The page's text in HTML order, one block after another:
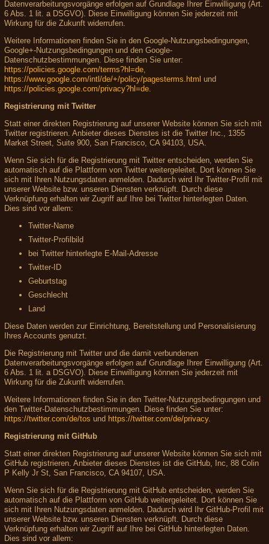
Datenverarbeitungsvorgänge erfolgen auf Grundlage Ihrer Einwilligung (Art.
6 Abs. 1 lit. a DSGVO). Diese Einwilligung können Sie jederzeit mit
Wirkung für die Zukunft widerrufen.
Weitere Informationen finden Sie in den Google-Nutzungsbedingungen,
Google+-Nutzungsbedingungen und den Google-
Datenschutzbestimmungen. Diese finden Sie unter:
https://policies.google.com/terms?hl=de,
https://www.google.com/intl/de/+/policy/pagesterms.html und
https://policies.google.com/privacy?hl=de.
Registrierung mit Twitter
Statt einer direkten Registrierung auf unserer Website können Sie sich mit
Twitter registrieren. Anbieter dieses Dienstes ist die Twitter Inc., 1355
Market Street, Suite 900, San Francisco, CA 94103, USA.
Wenn Sie sich für die Registrierung mit Twitter entscheiden, werden Sie
automatisch auf die Plattform von Twitter weitergeleitet. Dort können Sie
sich mit Ihren Nutzungsdaten anmelden. Dadurch wird Ihr Twitter-Profil mit
unserer Website bzw. unseren Diensten verknüpft. Durch diese
Verknüpfung erhalten wir Zugriff auf Ihre bei Twitter hinterlegten Daten.
Dies sind vor allem:
Twitter-Name
Twitter-Profilbild
bei Twitter hinterlegte E-Mail-Adresse
Twitter-ID
Geburtstag
Geschlecht
Land
Diese Daten werden zur Einrichtung, Bereitstellung und Personalisierung
Ihres Accounts genutzt.
Die Registrierung mit Twitter und die damit verbundenen
Datenverarbeitungsvorgänge erfolgen auf Grundlage Ihrer Einwilligung (Art.
6 Abs. 1 lit. a DSGVO). Diese Einwilligung können Sie jederzeit mit
Wirkung für die Zukunft widerrufen.
Weitere Informationen finden Sie in den Twitter-Nutzungsbedingungen und
den Twitter-Datenschutzbestimmungen. Diese finden Sie unter:
https://twitter.com/de/tos und https://twitter.com/de/privacy.
Registrierung mit GitHub
Statt einer direkten Registrierung auf unserer Website können Sie sich mit
GitHub registrieren. Anbieter dieses Dienstes ist die GitHub, Inc, 88 Colin
P Kelly Jr St, San Francisco, CA 94107, USA.
Wenn Sie sich für die Registrierung mit GitHub entscheiden, werden Sie
automatisch auf die Plattform von GitHub weitergeleitet. Dort können Sie
sich mit Ihren Nutzungsdaten anmelden. Dadurch wird Ihr GitHub-Profil mit
unserer Website bzw. unseren Diensten verknüpft. Durch diese
Verknüpfung erhalten wir Zugriff auf Ihre bei GitHub hinterlegten Daten.
Dies sind vor allem: